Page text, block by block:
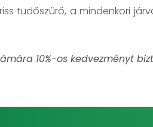
tüdőszűrő, a mindenkori
10%-os kedvezményt